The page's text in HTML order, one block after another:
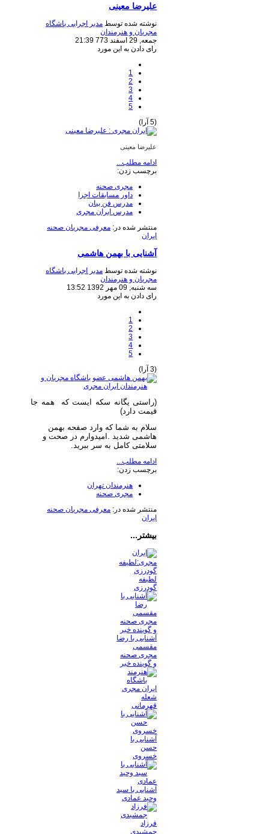
علیرضا معینی
نوشته شده توسط مدیر اجرایی باشگاه
مجریان و هنرمندان
جمعه, 29 اسفند 773 21:39
رای دادن به این مورد
1
2
3
4
5
(5 آرا)
علیرضا معینی
ادامه مطلب...
برچسب زدن:
مجری صحنه
داور مسابقات اجرا
مدرس فن بیان
مدرس ایران مجری
منتشر شده در: معرفی مجریان صحنه
ایران
آشنایی با بهمن هاشمی
نوشته شده توسط مدیر اجرایی باشگاه
مجریان و هنرمندان
سه شنبه, 09 مهر 1392 13:52
رای دادن به این مورد
1
2
3
4
5
(3 آرا)
(راستی یگانه سکه ایست که همه جا
قیمت دارد)
سلام به شما که وارد صفحه بهمن
هاشمی شدید . امیدوارم در صحت و
سلامتی کامل به سر ببرید.
ادامه مطلب...
برچسب زدن:
هنرمندان تهران
مجری صحنه
منتشر شده در: معرفی مجریان صحنه
ایران
بیشتر...
لطیفه
گودرزی
آشنایی با رضا
مقسمی
مجری صحنه
و گوینده خبر
شعله
قهرمانی
آشنایی با
حسن
خسروی
آشنایی با سید
وحید عمادی
فرزاد
جمشیدی